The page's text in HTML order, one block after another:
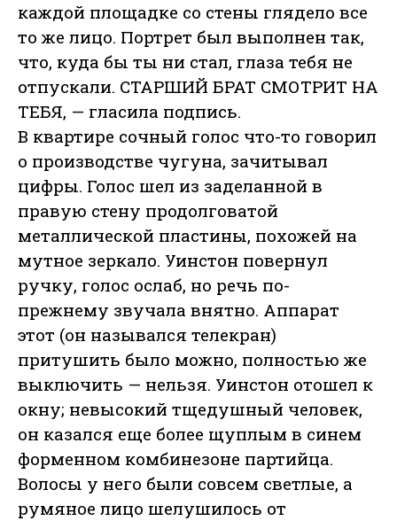
каждой площадке со стены глядело все
то же лицо. Портрет был выполнен так,
что, куда бы ты ни стал, глаза тебя не
отпускали. СТАРШИЙ БРАТ СМОТРИТ НА
ТЕБЯ, — гласила подпись.
В квартире сочный голос что-то говорил
о производстве чугуна, зачитывал
цифры. Голос шел из заделанной в
правую стену продолговатой
металлической пластины, похожей на
мутное зеркало. Уинстон повернул
ручку, голос ослаб, но речь по-
прежнему звучала внятно. Аппарат
этот (он назывался телекран)
притушить было можно, полностью же
выключить — нельзя. Уинстон отошел к
окну; невысокий тщедушный человек,
он казался еще более щуплым в синем
форменном комбинезоне партийца.
Волосы у него были совсем светлые, а
румяное лицо шелушилось от